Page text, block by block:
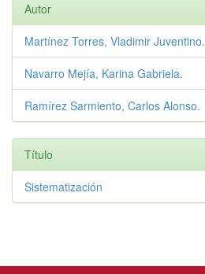
Autor
Martínez Torres, Vladimir Juventino.
Navarro Mejía, Karina Gabriela.
Ramírez Sarmiento, Carlos Alonso.
Título
Sistematización